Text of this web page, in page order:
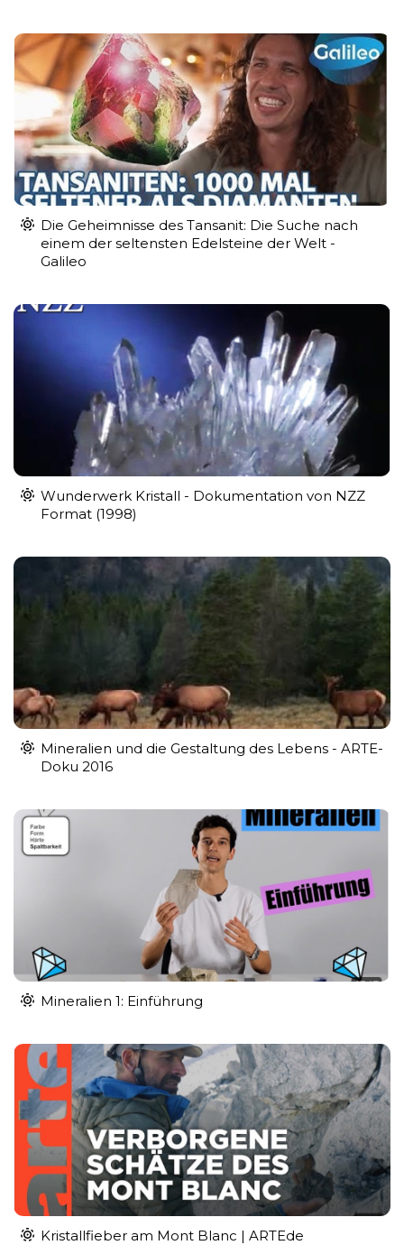
Die Geheimnisse des Tansanit: Die Suche nach
einem der seltensten Edelsteine der Welt -
Galileo
Wunderwerk Kristall - Dokumentation von NZZ
Format (1998)
Mineralien und die Gestaltung des Lebens - ARTE-
Doku 2016
Mineralien 1: Einführung
Kristallfieber am Mont Blanc | ARTEde